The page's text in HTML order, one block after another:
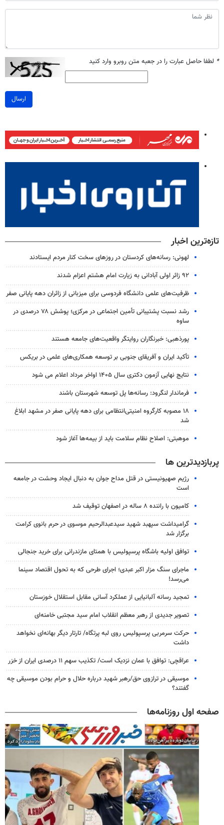
* لطفا حاصل عبارت را در جعبه متن روبرو وارد کنید
ارسال
تازه‌ترین اخبار
لهونی: رسانه‌های کردستان در روزهای سخت کنار مردم ایستادند
۹۲ زائر اولی آبادانی به زیارت امام هشتم اعزام شدند
ظرفیت‌های علمی دانشگاه فردوسی برای میزبانی از زائران دهه پایانی صفر
رشد نسبت پشتیبانی تأمین اجتماعی در مرکزی؛ پوشش ۷۸ درصدی در
ساوه
پورذهبی: خبرنگاران روایتگر واقعیت‌های جامعه‌ هستند
تأکید ایران و آفریقای جنوبی بر توسعه همکاری‌های علمی در بریکس
نتایج نهایی آزمون دکتری سال ۱۴۰۵ اواخر مرداد اعلام می شود
فرماندار لنگرود: رسانه‌ها پل توسعه شهرستان باشند
۱۸ مصوبه کارگروه امنیتی‌انتظامی برای دهه پایانی صفر در مشهد ابلاغ
شد
موهبتی: اصلاح نظام سلامت باید از بیمه‌ها آغاز شود
پربازدیدترین ها
رژیم صهیونیستی در قتل مداح جوان به دنبال ایجاد وحشت در جامعه
است
کامیون با راننده ۸ ساله در اصفهان توقیف شد
گرامیداشت سپهبد شهید سیدعبدالرحیم موسوی در حرم بانوی کرامت
برگزار شد
توافق اولیه باشگاه پرسپولیس با همتای مازندرانی برای خرید جنجالی
ماجرای سنگ مزار اکبر عبدی؛ اجرای طرحی که به تحول اقتصاد سینما
می‌رسد!
تمجید رسانه آلبانیایی از عملکرد آسانی مقابل استقلال خوزستان
تصویر جدیدی از رهبر معظم انقلاب امام سید مجتبی خامنه‌ای
حرکت سرمربی پرسپولیس روی لبه پرتگاه/ تارتار دیگر بهانه‌ای نخواهد
داشت
عراقچی: توافق با عمان نزدیک است/ تکذیب سهم ۱۱ درصدی ایران از خزر
موسیقی در ترازوی حق/رهبر شهید درباره حلال و حرام بودن موسیقی چه
گفتند؟
صفحه اول روزنامه‌ها